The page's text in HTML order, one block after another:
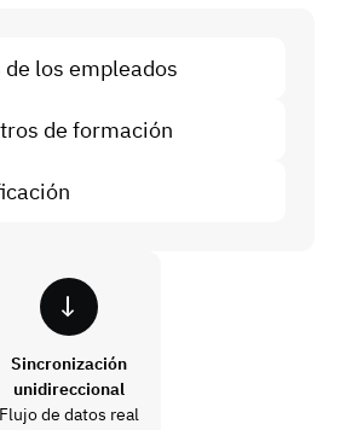
de cumplimiento
empieza a automatizar
de los empleados
de formación
Sincronización
unidireccional
Flujo de datos real